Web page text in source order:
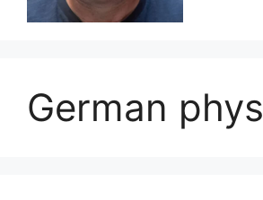
German